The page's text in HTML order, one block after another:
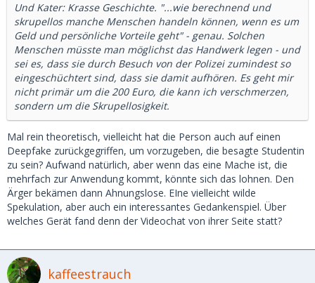
Und Kater: Krasse Geschichte. "...wie berechnend und
skrupellos manche Menschen handeln können, wenn es um
Geld und persönliche Vorteile geht" - genau. Solchen
Menschen müsste man möglichst das Handwerk legen - und
sei es, dass sie durch Besuch von der Polizei zumindest so
eingeschüchtert sind, dass sie damit aufhören. Es geht mir
nicht primär um die 200 Euro, die kann ich verschmerzen,
sondern um die Skrupellosigkeit.
Mal rein theoretisch, vielleicht hat die Person auch auf einen
Deepfake zurückgegriffen, um vorzugeben, die besagte Studentin
zu sein? Aufwand natürlich, aber wenn das eine Mache ist, die
mehrfach zur Anwendung kommt, könnte sich das lohnen. Den
Ärger bekämen dann Ahnungslose. EIne vielleicht wilde
Spekulation, aber auch ein interessantes Gedankenspiel. Über
welches Gerät fand denn der Videochat von ihrer Seite statt?
kaffeestrauch